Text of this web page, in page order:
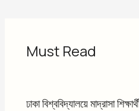
Must Read
ঢাকা বিশ্ববিদ্যালয়ে মাদ্রাসা